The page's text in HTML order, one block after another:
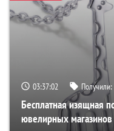
03:37:01 Получили:
Бесплатная изящная
ювелирных магазинов